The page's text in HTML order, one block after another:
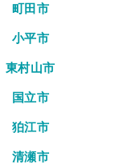
町田市
小平市
東村山市
国立市
狛江市
清瀬市